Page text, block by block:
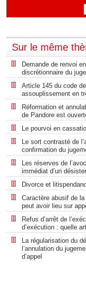
Sur le même
Demande de renvoi
discrétionnaire du juge
Article 145 du code
assouplissement en
Réformation et
de Pandore est
Le pourvoi en
Le sort contrasté de
confirmation du
Les réserves de
immédiat d’un
Divorce et
Caractère abusif de
peut avoir lieu sur
Refus d’arrêt de
d’exécution : quelle
La régularisation du
l’annulation du
d’appel